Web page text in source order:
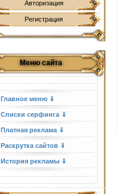
Авторизация
Регистрация
Меню сайта
Главное меню ⇓
Списки серфинга ⇓
Платная реклама ⇓
Раскрутка сайтов ⇓
История рекламы ⇓